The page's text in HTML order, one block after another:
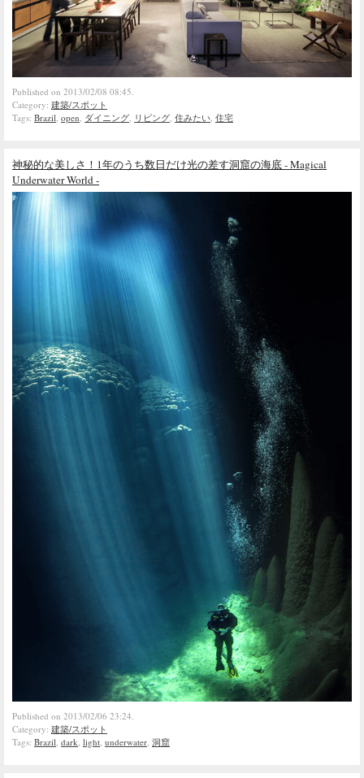
Published on 2013/02/08 08:45.
Category: 建築/スポット
Tags: Brazil, open, ダイニング, リビング, 住みたい, 住宅
神秘的な美しさ！1年のうち数日だけ光の差す洞窟の海底 - Magical
Underwater World -
Published on 2013/02/06 23:24.
Category: 建築/スポット
Tags: Brazil, dark, light, underwater, 洞窟